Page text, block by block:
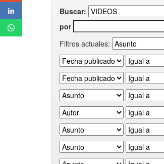
Buscar:
por
Filtros actuales: